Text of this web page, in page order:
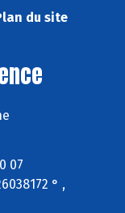
du site
07
° ,